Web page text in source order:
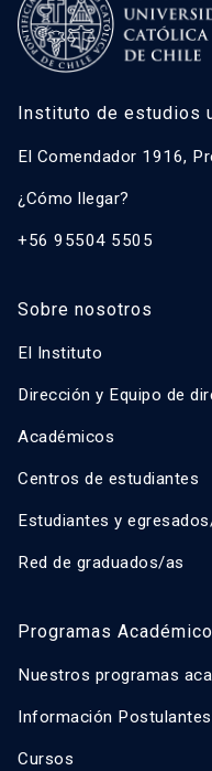
Instituto de estudios
El Comendador 1916,
¿Cómo llegar?
+56 95504 5505
Sobre nosotros
El Instituto
Dirección y Equipo de
Académicos
Centros de estudiantes
Estudiantes y
Red de graduados/as
Programas
Nuestros programas
Información
Cursos